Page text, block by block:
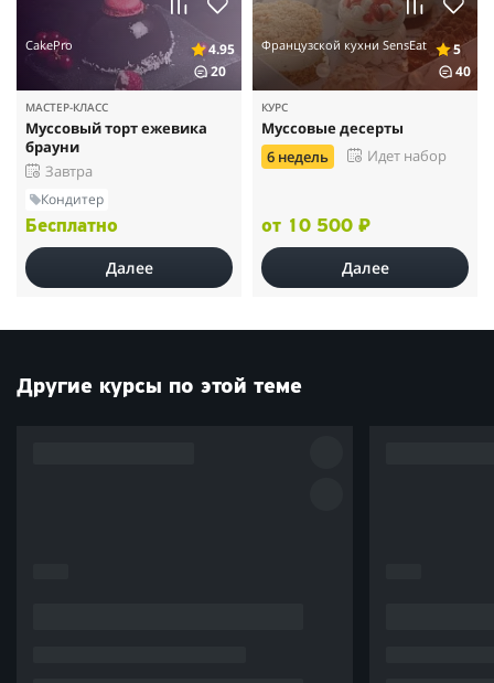
CakePro
4.95
20
МАСТЕР-КЛАСС
Муссовый торт ежевика
брауни
Завтра
Кондитер
Бесплатно
Далее
Французской кухни SensEat
5
40
КУРС
Муссовые десерты
6 недель Идет набор
от 10 500 ₽
Далее
Другие курсы по этой теме